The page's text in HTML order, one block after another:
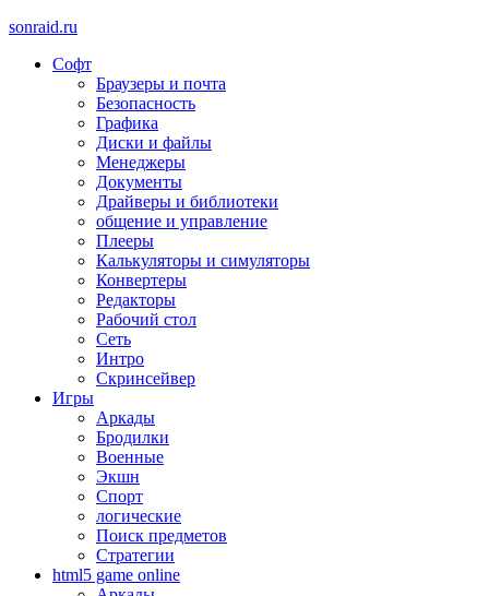
sonraid.ru
Скачивай программы, мини игры
Софт
Браузеры и почта
Безопасность
Графика
Диски и файлы
Менеджеры
Документы
Драйверы и библиотеки
общение и управление
Плееры
Калькуляторы и симуляторы
Конвертеры
Редакторы
Рабочий стол
Сеть
Интро
Скринсейвер
Игры
Аркады
Бродилки
Военные
Экшн
Спорт
логические
Поиск предметов
Стратегии
html5 game online